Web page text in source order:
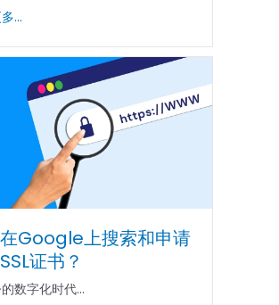
...
Google上搜索和申请
证书？
数字化时代...